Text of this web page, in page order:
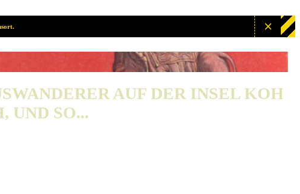
AUF DER INSEL KOH
UND SO...